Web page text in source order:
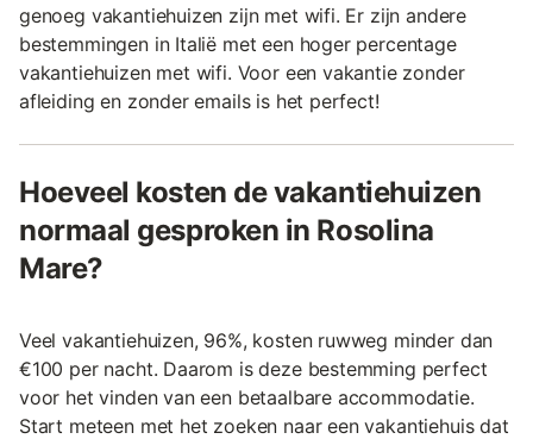
genoeg vakantiehuizen zijn met wifi. Er zijn andere
bestemmingen in Italië met een hoger percentage
vakantiehuizen met wifi. Voor een vakantie zonder
afleiding en zonder emails is het perfect!
Hoeveel kosten de vakantiehuizen
normaal gesproken in Rosolina
Mare?
Veel vakantiehuizen, 96%, kosten ruwweg minder dan
€100 per nacht. Daarom is deze bestemming perfect
voor het vinden van een betaalbare accommodatie.
Start meteen met het zoeken naar een vakantiehuis dat